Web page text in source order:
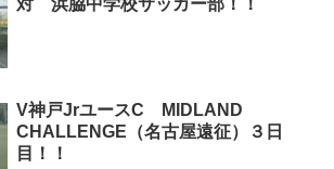
対 浜脇中学校サッカー部！！
V神戸JrユースC MIDLAND
CHALLENGE（名古屋遠征）３日
目！！